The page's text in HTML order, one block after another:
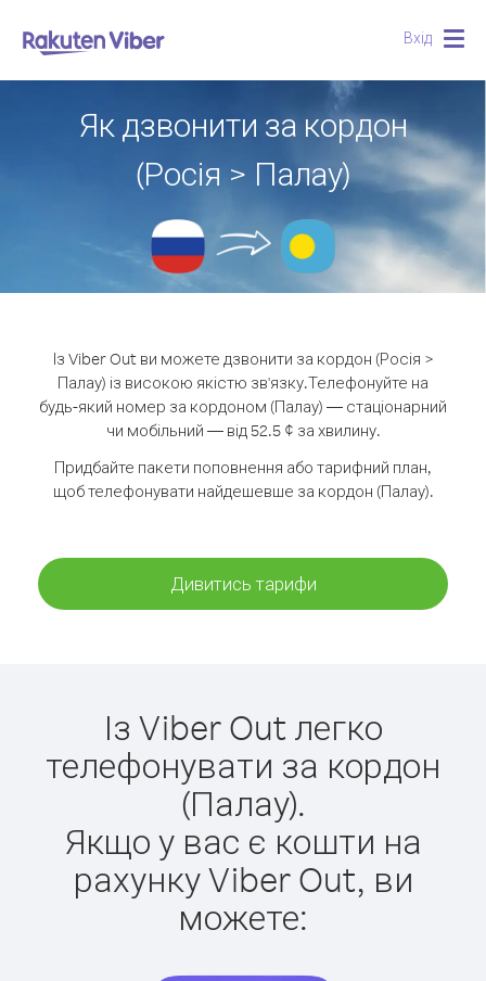
Вхід
Як дзвонити за кордон
(Росія > Палау)
Із Viber Out ви можете дзвонити за кордон (Росія >
Палау) із високою якістю зв'язку.Телефонуйте на
будь-який номер за кордоном (Палау) — стаціонарний
чи мобільний — від 52.5 ¢ за хвилину.
Придбайте пакети поповнення або тарифний план,
щоб телефонувати найдешевше за кордон (Палау).
Дивитись тарифи
Із Viber Out легко
телефонувати за кордон
(Палау).
Якщо у вас є кошти на
рахунку Viber Out, ви
можете: